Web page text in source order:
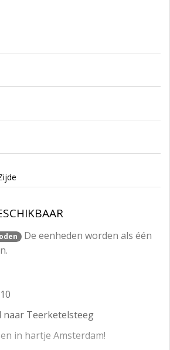
De eenheden worden als één
naar Teerketelsteeg
in hartje Amsterdam!